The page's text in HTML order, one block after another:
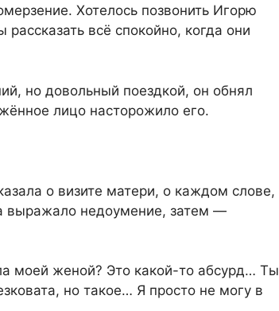
Хотелось позвонить Игорю
всё спокойно, когда они
но довольный поездкой, он обнял
лицо насторожило его.
о визите матери, о каждом слове,
выражало недоумение, затем —
моей женой? Это какой-то абсурд… Ты
но такое… Я просто не могу в